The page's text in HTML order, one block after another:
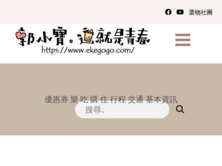
選物社團
優惠券 樂 吃 購 住 行程 交通 基本資訊